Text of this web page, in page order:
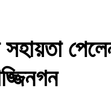
সহায়তা